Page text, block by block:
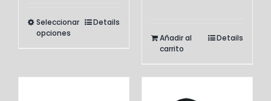
through
Seleccionar
opciones
Este
múltiples
Details
Añadir al
carrito
Details